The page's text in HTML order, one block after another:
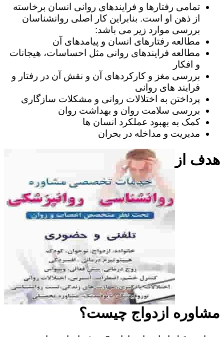
تمامی رفتارها و فرایندهای روانی انسان برخاسته
از ذهن او است. بنابراین کار اصلی روانشناسان
بررسی موارد زیر می باشد:
مطالعه رفتارهای انسان و پیامدهای آن
مطالعه فرایندهای روانی مثل احساسات، هیجانات
و افکار
بررسی مغز و کارکردهای آن و نقش آن در رفتار و
فرایند های روانی
پرداختن به اختلالات روانی و مشکلات سازگاری
بررسی سلامت روان و بهداشت روان
کمک به بهبود عملکرد انسان ها
مدیریت و مداخله در بحران
هدف از
مشاوره ازدواج چیست؟